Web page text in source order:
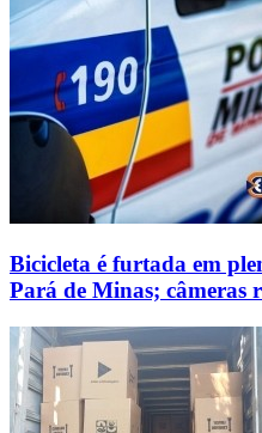
Bicicleta é furtada em
Pará de Minas; câmeras